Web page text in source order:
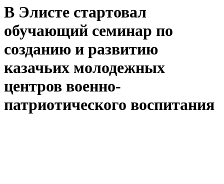
В Элисте стартовал
обучающий семинар по
созданию и развитию
казачьих молодежных
центров военно-
патриотического воспитания